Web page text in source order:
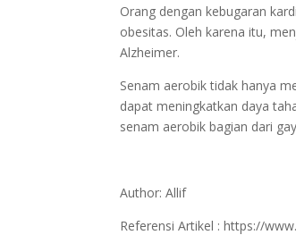
Orang dengan kebugaran
obesitas. Oleh karena itu,
Alzheimer.
Senam aerobik tidak hanya
dapat meningkatkan daya
senam aerobik bagian dari
Author: Allif
Referensi Artikel :https://